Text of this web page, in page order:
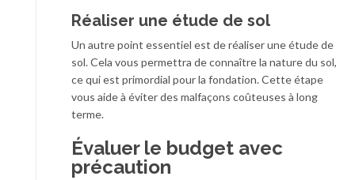
Réaliser une étude de sol
Un autre point essentiel est de réaliser une étude de
sol. Cela vous permettra de connaître la nature du sol,
ce qui est primordial pour la fondation. Cette étape
vous aide à éviter des malfaçons coûteuses à long
terme.
Évaluer le budget avec
précaution